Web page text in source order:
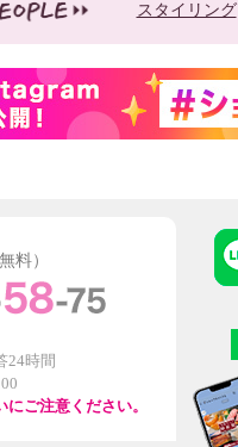
スタイリング
料）
24時間
ご注意ください。